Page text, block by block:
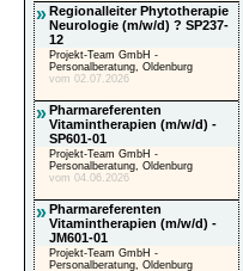
»Regionalleiter Phytotherapie
Neurologie (m/w/d) ? SP237-
12
Projekt-Team GmbH -
Personalberatung, Oldenburg
vom 02.07.2026
»Pharmareferenten
Vitamintherapien (m/w/d) -
SP601-01
Projekt-Team GmbH -
Personalberatung, Oldenburg
vom 04.06.2026
»Pharmareferenten
Vitamintherapien (m/w/d) -
JM601-01
Projekt-Team GmbH -
Personalberatung, Oldenburg